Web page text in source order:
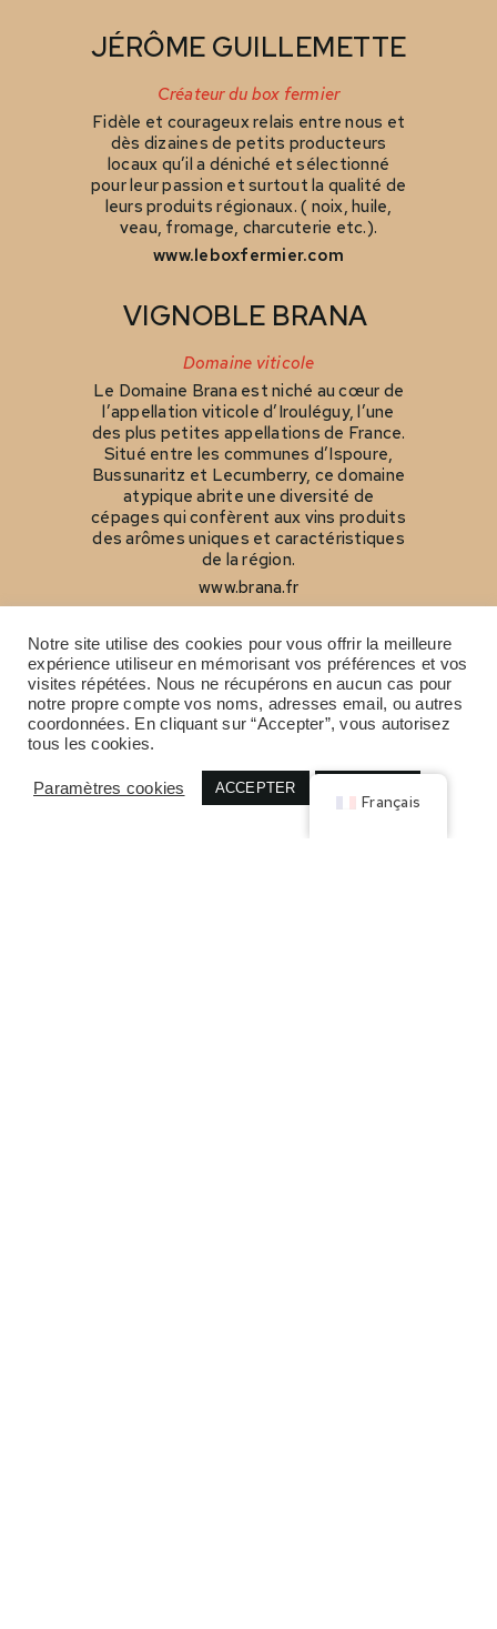
JÉRÔME GUILLEMETTE
Créateur du box fermier
Fidèle et courageux relais entre nous et
dès dizaines de petits producteurs
locaux qu’il a déniché et sélectionné
pour leur passion et surtout la qualité de
leurs produits régionaux. ( noix, huile,
veau, fromage, charcuterie etc.).
www.leboxfermier.com
VIGNOBLE BRANA
Domaine viticole
Le Domaine Brana est niché au cœur de
l’appellation viticole d’Irouléguy, l’une
des plus petites appellations de France.
Situé entre les communes d’Ispoure,
Bussunaritz et Lecumberry, ce domaine
atypique abrite une diversité de
cépages qui confèrent aux vins produits
des arômes uniques et caractéristiques
de la région.
www.brana.fr
FAMILLE DIFFONTY
Viticulteurs de la Vallée du Rhône
4 générations de viticulteurs sur 15 ha
d’une des plus belles appellations
www.chateau-sixtine.com
Notre site utilise des cookies pour vous offrir la meilleure
expérience utiliseur en mémorisant vos préférences et vos
visites répétées. Nous ne récupérons en aucun cas pour
notre propre compte vos noms, adresses email, ou autres
coordonnées. En cliquant sur “Accepter”, vous autorisez
tous les cookies.
Paramètres cookies ACCEPTER
Français